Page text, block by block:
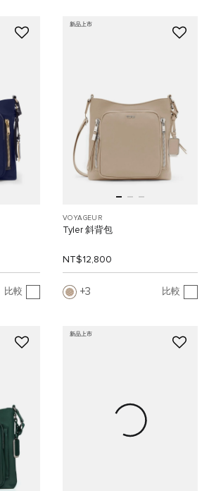
比較
新品上市
VOYAGEUR
Tyler 斜背包
NT$12,800
3 比較
新品上市